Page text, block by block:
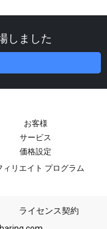
しました
お客様
サービス
価格設定
ィリエイト プログラム
ライセンス契約